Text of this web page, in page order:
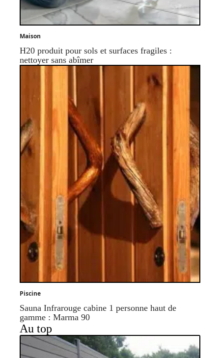
Maison
H20 produit pour sols et surfaces fragiles :
nettoyer sans abîmer
Piscine
Sauna Infrarouge cabine 1 personne haut de
gamme : Marma 90
Au top